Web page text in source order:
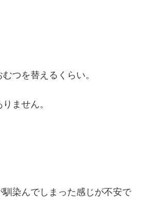
つを替えるくらい。
ません。
染んでしまった感じが不安で